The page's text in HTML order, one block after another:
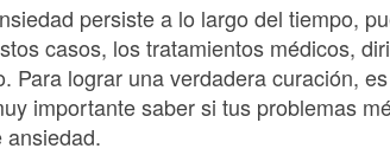
persiste a lo largo del tiempo,
casos, los tratamientos médicos,
Para lograr una verdadera curación,
importante saber si tus problemas
ansiedad.